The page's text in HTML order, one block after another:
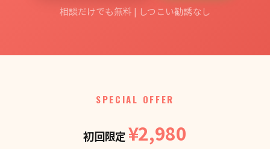
相談だけでも無料 | しつこい勧誘なし
SPECIAL OFFER
初回限定¥2,980